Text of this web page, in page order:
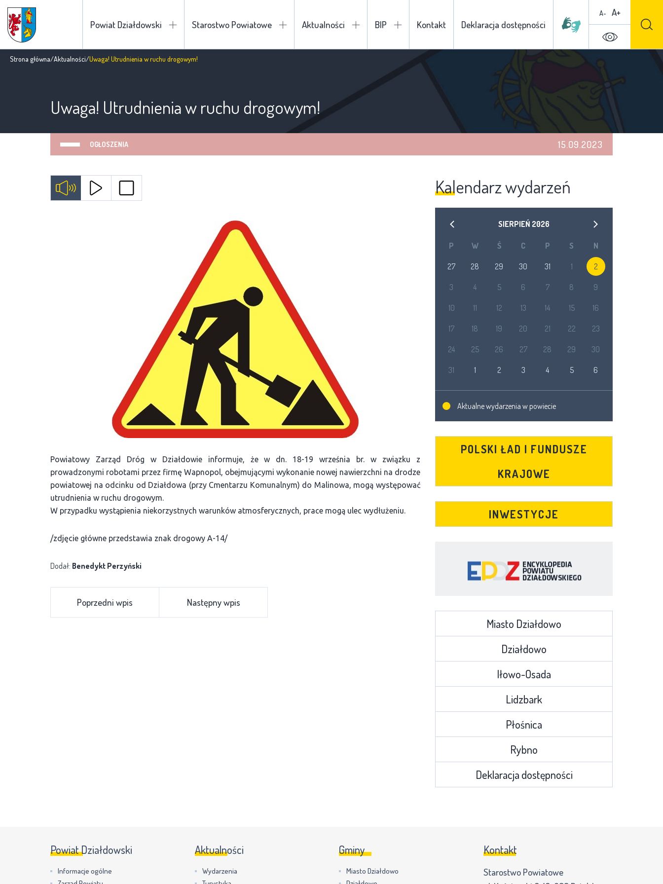
Powiat Działdowski Starostwo Powiatowe Aktualności BIP Kontakt Deklaracja dostępności
A- A+
Strona główna/Aktualności/Uwaga! Utrudnienia w ruchu drogowym!
Uwaga! Utrudnienia w ruchu drogowym!
OGŁOSZENIA 15.09.2023
Powiatowy Zarząd Dróg w Działdowie informuje, że w dn. 18-19 września br. w związku z
prowadzonymi robotami przez firmę Wapnopol, obejmującymi wykonanie nowej nawierzchni na drodze
powiatowej na odcinku od Działdowa (przy Cmentarzu Komunalnym) do Malinowa, mogą występować
utrudnienia w ruchu drogowym.
W przypadku wystąpienia niekorzystnych warunków atmosferycznych, prace mogą ulec wydłużeniu.
/zdjęcie główne przedstawia znak drogowy A-14/
Dodał: Benedykt Perzyński
Poprzedni wpis Następny wpis
Kalendarz wydarzeń
SIERPIEŃ 2026
P W Ś C P S N
27 28 29 30 31 1 2
3 4 5 6 7 8 9
10 11 12 13 14 15 16
17 18 19 20 21 22 23
24 25 26 27 28 29 30
31 1 2 3 4 5 6
Aktualne wydarzenia w powiecie
POLSKI ŁAD I FUNDUSZE
KRAJOWE
INWESTYCJE
Miasto Działdowo
Działdowo
Iłowo-Osada
Lidzbark
Płośnica
Rybno
Deklaracja dostępności
Powiat Działdowski
Informacje ogólne
Aktualności
Wydarzenia
Gminy
Miasto Działdowo
Kontakt
Starostwo Powiatowe